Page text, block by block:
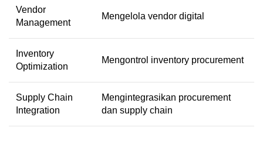
Vendor
Management
Mengelola vendor digital
Inventory
Optimization
Mengontrol inventory procurement
Supply Chain
Integration
Mengintegrasikan procurement
dan supply chain